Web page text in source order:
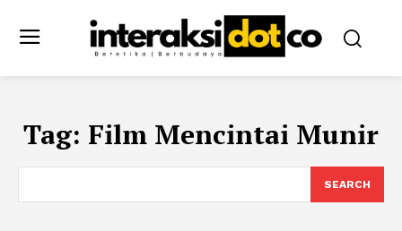
Tag: Film Mencintai Munir
SEARCH